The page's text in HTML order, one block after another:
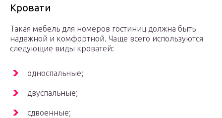
Кровати
Такая мебель для номеров гостиниц должна быть
надежной и комфортной. Чаще всего используются
следующие виды кроватей:
односпальные;
двуспальные;
сдвоенные;